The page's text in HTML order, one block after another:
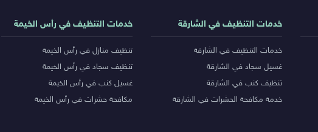
خدمات التنظيف في الشارقة
خدمات التنظيف في الشارقة
غسيل سجاد في الشارقة
تنظيف كنب في الشارقة
خدمة مكافحة الحشرات في الشارقة
خدمات التنظيف في رأس الخيمة
تنظيف منازل في رأس الخيمة
تنظيف سجاد في رأس الخيمة
غسيل كنب في رأس الخيمة
مكافحة حشرات في رأس الخيمة